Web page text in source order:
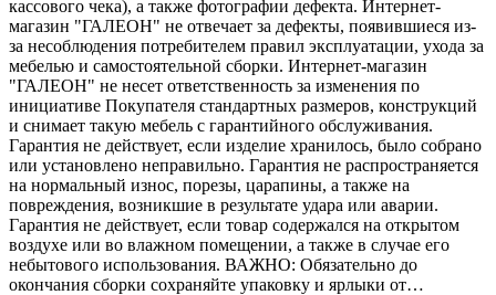
кассового чека), а также фотографии дефекта. Интернет-
магазин "ГАЛЕОН" не отвечает за дефекты, появившиеся из-
за несоблюдения потребителем правил эксплуатации, ухода за
мебелью и самостоятельной сборки. Интернет-магазин
"ГАЛЕОН" не несет ответственность за изменения по
инициативе Покупателя стандартных размеров, конструкций
и снимает такую мебель с гарантийного обслуживания.
Гарантия не действует, если изделие хранилось, было собрано
или установлено неправильно. Гарантия не распространяется
на нормальный износ, порезы, царапины, а также на
повреждения, возникшие в результате удара или аварии.
Гарантия не действует, если товар содержался на открытом
воздухе или во влажном помещении, а также в случае его
небытового использования. ВАЖНО: Обязательно до
окончания сборки сохраняйте упаковку и ярлыки от…